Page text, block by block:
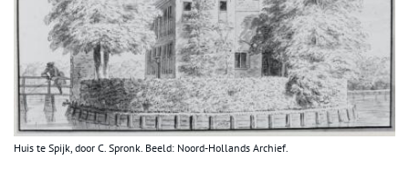
Huis te Spijk, door C. Spronk. Beeld: Noord-Hollands Archief.